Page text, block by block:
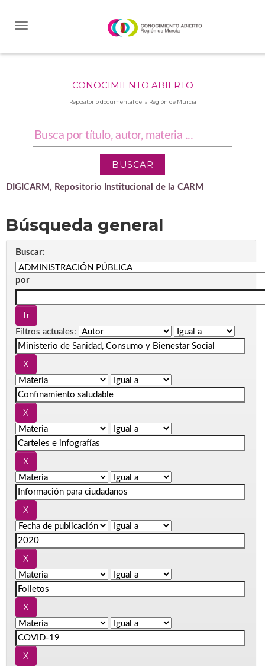
CONOCIMIENTO ABIERTO
Repositorio documental de la Región de Murcia
DIGICARM, Repositorio Institucional de la CARM
Búsqueda general
Buscar:
por
Filtros actuales: